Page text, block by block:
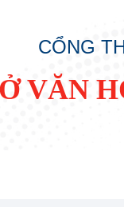
CỔNG
VĂN